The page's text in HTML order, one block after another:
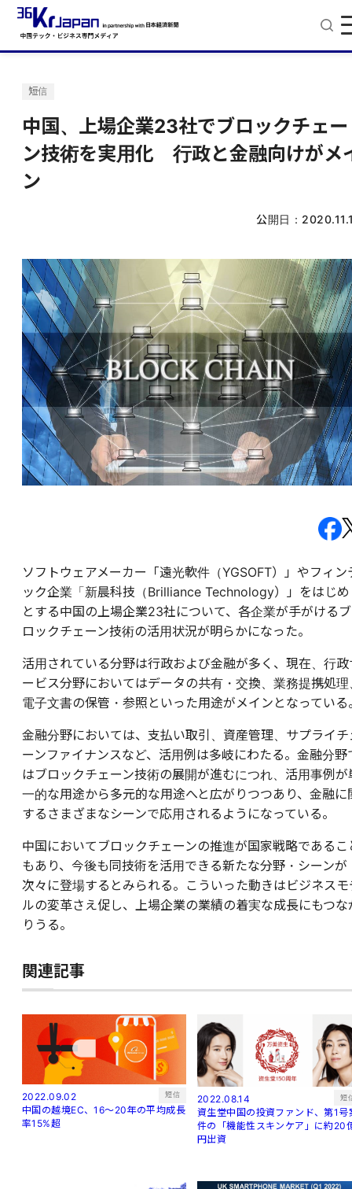
短信
中国、上場企業23社でブロックチェー
ン技術を実用化 行政と金融向けがメ
ン
公開日：
ソフトウェアメーカー「遠光軟件（YGSOFT）」やフィン
ック企業「新晨科技（Brilliance Technology） 」をはじめ
とする中国の上場企業23社について、各企業が手がけるブ
ロックチェーン技術の活用状況が明らかになった。
活用されている分野は行政および金融が多く、現在、行政
ービス分野においてはデータの共有・交換、業務提携処理
電子文書の保管・参照といった用途がメインとなっている
金融分野においては、支払い取引、資産管理、サプライチ
ーンファイナンスなど、活用例は多岐にわたる。金融分野
はブロックチェーン技術の展開が進むにつれ、活用事例が
一的な用途から多元的な用途へと広がりつつあり、金融に
するさまざまなシーンで応用されるようになっている。
中国においてブロックチェーンの推進が国家戦略であるこ
もあり、今後も同技術を活用できる新たな分野・シーンが
次々に登場するとみられる。こういった動きはビジネスモ
ルの変革さえ促し、上場企業の業績の着実な成長にもつな
りうる。
関連記事
2022.09.02 短信
中国の越境EC、16～20年の平均成長
率15%超
2022.08.14 短
資生堂中国の投資ファンド、第1号
件の「機能性スキンケア」に約20
円出資